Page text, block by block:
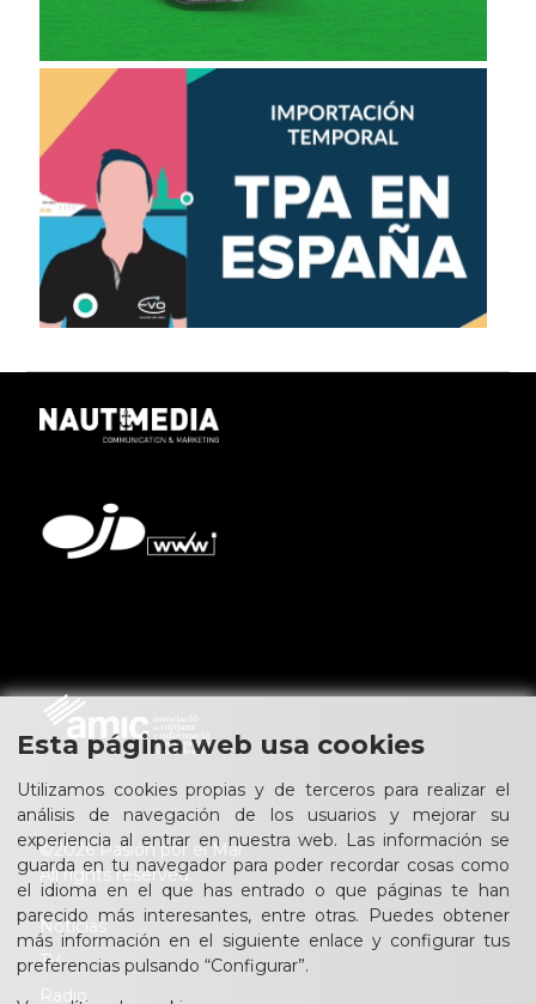
©2026 Pasión por el Mar.
All rights reserved.
Noticias
TV
Radio
Esta página web usa cookies
Utilizamos cookies propias y de terceros para realizar el
análisis de navegación de los usuarios y mejorar su
experiencia al entrar en nuestra web. Las información se
guarda en tu navegador para poder recordar cosas como
el idioma en el que has entrado o que páginas te han
parecido más interesantes, entre otras. Puedes obtener
más información en el siguiente enlace y configurar tus
preferencias pulsando “Configurar”.